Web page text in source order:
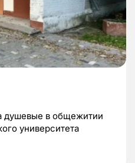
душевые в общежитии
университета